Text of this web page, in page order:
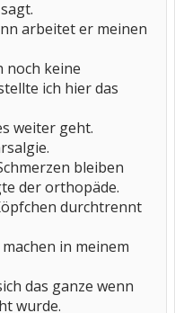
arbeitet er meinen
noch keine
ich hier das
weiter geht.
bleiben
der orthopäde.
durchtrennt
in meinem
das ganze wenn
wurde.